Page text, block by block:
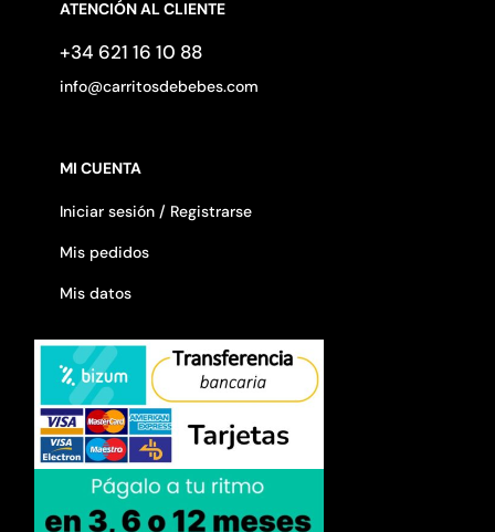
ATENCIÓN AL CLIENTE
+34 621 16 10 88
info@carritosdebebes.com
MI CUENTA
Iniciar sesión / Registrarse
Mis pedidos
Mis datos